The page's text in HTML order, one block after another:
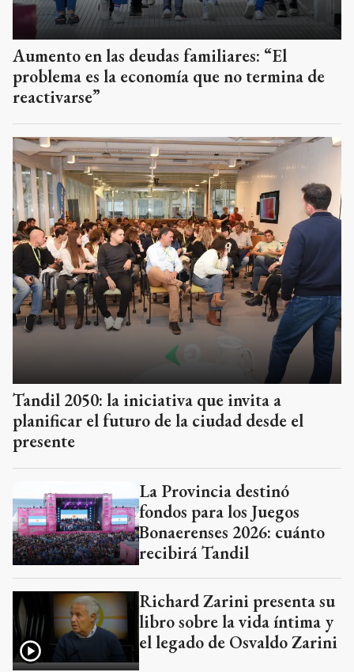
Aumento en las deudas familiares: “El
problema es la economía que no termina de
reactivarse”
Tandil 2050: la iniciativa que invita a
planificar el futuro de la ciudad desde el
presente
La Provincia destinó
fondos para los Juegos
Bonaerenses 2026: cuánto
recibirá Tandil
Richard Zarini presenta su
libro sobre la vida íntima y
el legado de Osvaldo Zarini